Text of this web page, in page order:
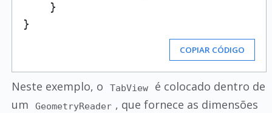
    }
COPIAR CÓDIGO
Neste exemplo, o TabView
é colocado dentro de
um
GeometryReader , que fornece as dimensões